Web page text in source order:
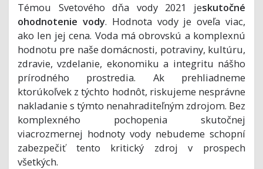
Témou Svetového dňa vody 2021 jeskutočné
ohodnotenie vody. Hodnota vody je oveľa viac,
ako len jej cena. Voda má obrovskú a komplexnú
hodnotu pre naše domácnosti, potraviny, kultúru,
zdravie, vzdelanie, ekonomiku a integritu nášho
prírodného prostredia. Ak prehliadneme
ktorúkoľvek z týchto hodnôt, riskujeme nesprávne
nakladanie s týmto nenahraditeľným zdrojom. Bez
komplexného pochopenia skutočnej
viacrozmernej hodnoty vody nebudeme schopní
zabezpečiť tento kritický zdroj v prospech
všetkých.